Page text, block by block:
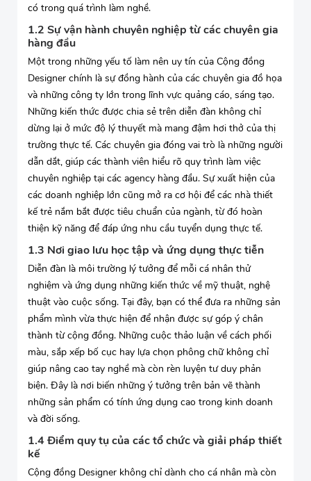
có trong quá trình làm nghề.
1.2 Sự vận hành chuyên nghiệp từ các chuyên gia
hàng đầu
Một trong những yếu tố làm nên uy tín của Cộng đồng
Designer chính là sự đồng hành của các chuyên gia đồ họa
và những công ty lớn trong lĩnh vực quảng cáo, sáng tạo.
Những kiến thức được chia sẻ trên diễn đàn không chỉ
dừng lại ở mức độ lý thuyết mà mang đậm hơi thở của thị
trường thực tế. Các chuyên gia đóng vai trò là những người
dẫn dắt, giúp các thành viên hiểu rõ quy trình làm việc
chuyên nghiệp tại các agency hàng đầu. Sự xuất hiện của
các doanh nghiệp lớn cũng mở ra cơ hội để các nhà thiết
kế trẻ nắm bắt được tiêu chuẩn của ngành, từ đó hoàn
thiện kỹ năng để đáp ứng nhu cầu tuyển dụng thực tế.
1.3 Nơi giao lưu học tập và ứng dụng thực tiễn
Diễn đàn là môi trường lý tưởng để mỗi cá nhân thử
nghiệm và ứng dụng những kiến thức về mỹ thuật, nghệ
thuật vào cuộc sống. Tại đây, bạn có thể đưa ra những sản
phẩm mình vừa thực hiện để nhận được sự góp ý chân
thành từ cộng đồng. Những cuộc thảo luận về cách phối
màu, sắp xếp bố cục hay lựa chọn phông chữ không chỉ
giúp nâng cao tay nghề mà còn rèn luyện tư duy phản
biện. Đây là nơi biến những ý tưởng trên bản vẽ thành
những sản phẩm có tính ứng dụng cao trong kinh doanh
và đời sống.
1.4 Điểm quy tụ của các tổ chức và giải pháp thiết
kế
Cộng đồng Designer không chỉ dành cho cá nhân mà còn